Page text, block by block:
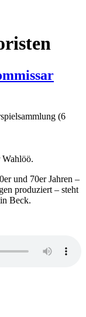
(6
und 70er Jahren –
produziert – steht
Beck.